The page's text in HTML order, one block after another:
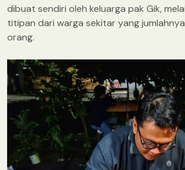
dibuat sendiri oleh keluarga pak Gik,
titipan dari warga sekitar yang
orang.